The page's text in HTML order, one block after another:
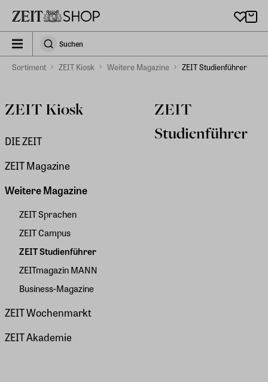
zeit_storefront.components.search.collapsed
SuchenSuchen
Sortiment ZEIT Kiosk Weitere Magazine ZEIT Studienführer
ZEIT Kiosk
DIE ZEIT
ZEIT Magazine
Weitere Magazine
ZEIT Sprachen
ZEIT Campus
ZEIT Studienführer
ZEITmagazin MANN
Business-Magazine
ZEIT Wochenmarkt
ZEIT Akademie
ZEIT
Studienführer